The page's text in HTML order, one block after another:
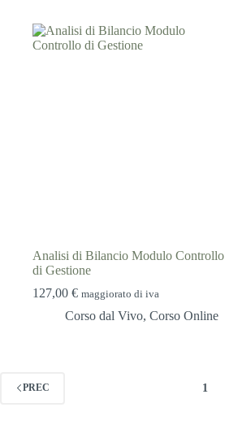
Analisi di Bilancio Modulo Controllo
di Gestione
127,00 € maggiorato di iva
Corso dal Vivo, Corso Online
PREC 1